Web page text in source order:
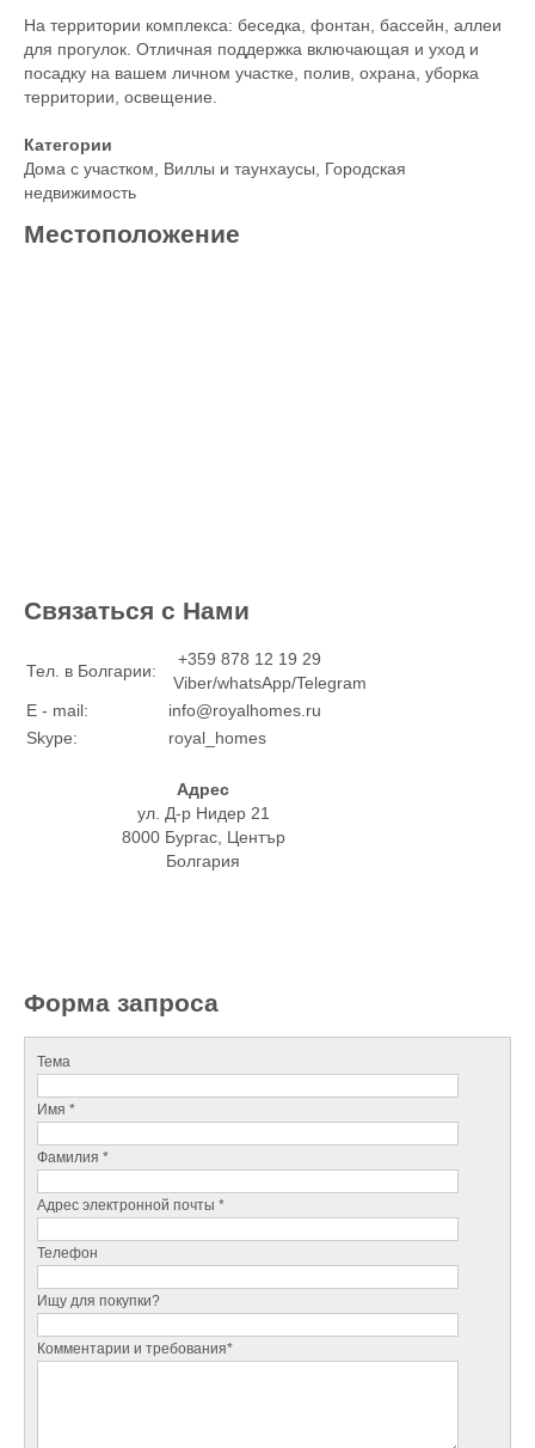
На территории комплекса: беседка, фонтан, бассейн, аллеи
для прогулок. Отличная поддержка включающая и уход и
посадку на вашем личном участке, полив, охрана, уборка
территории, освещение.
Категории
Дома с участком, Виллы и таунхаусы, Городская
недвижимость
Местоположение
Связаться с Нами
Тел. в Болгарии:
+359 878 12 19 29
Viber/whatsApp/Telegram
E - mail:
info@royalhomes.ru
Skype:
royal_homes
Адрес
ул. Д-р Нидер 21
8000 Бургас, Център
Болгария
Форма запроса
Тема
Имя *
Фамилия *
Адрес электронной почты *
Телефон
Ищу для покупки?
Комментарии и требования*